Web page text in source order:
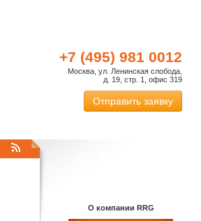
+7 (495) 981 0012
Москва, ул. Ленинская слобода,
д. 19, стр. 1, офис 319
Отправить заявку
О компании RRG